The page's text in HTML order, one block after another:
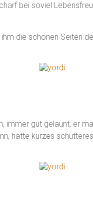
bei soviel
die schönen Seiten
immer gut gelaunt, er
hatte kurzes